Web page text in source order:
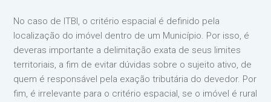
No caso de ITBI, o critério espacial é definido pela
localização do imóvel dentro de um Município. Por isso, é
deveras importante a delimitação exata de seus limites
territoriais, a fim de evitar dúvidas sobre o sujeito ativo, de
quem é responsável pela exação tributária do devedor. Por
fim, é irrelevante para o critério espacial, se o imóvel é rural